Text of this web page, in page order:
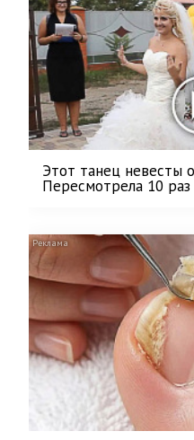
Этот танец невесты
Пересмотрела 10 раз